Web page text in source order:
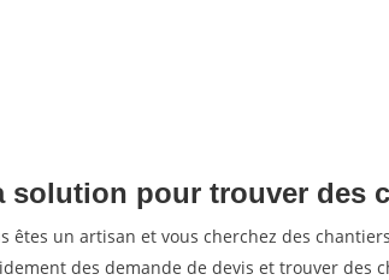
solution pour trouver des
êtes un artisan et vous cherchez des
des demande de devis et trouver des